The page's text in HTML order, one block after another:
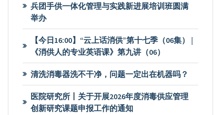
兵团手供一体化管理与实践新进展培训班圆满
举办
【今日16:00】“云上话消供”第十七季（06集） |
《消供人的专业英语课》第九讲（06）
清洗消毒器洗不干净，问题一定出在机器吗？
医院研究所丨关于开展2026年度消毒供应管理
创新研究课题申报工作的通知